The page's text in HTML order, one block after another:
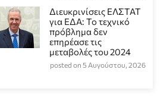
Διευκρινίσεις ΕΛΣΤΑΤ
για ΕΔΑ: Το τεχνικό
πρόβλημα δεν
επηρέασε τις
μεταβολές του 2024
posted on 5 Αυγούστου, 2026